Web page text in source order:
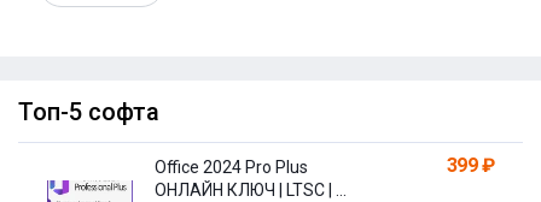
Топ-5 софта
Office 2024 Pro Plus
ОНЛАЙН КЛЮЧ | LTSC | +
399 ₽